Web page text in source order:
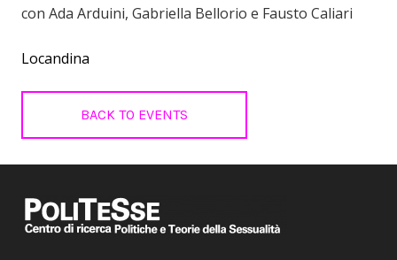
con Ada Arduini, Gabriella Bellorio e Fausto Caliari
Locandina
BACK TO EVENTS